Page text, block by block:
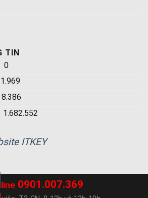
TIN
0
1.969
8.386
1.682.552
ITKEY
0901.007.369